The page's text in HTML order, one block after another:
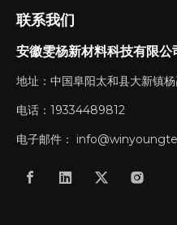
联系我们
安徽雯杨新材料科技有限公
地址：中国阜阳太和县大新镇
电话：19334489812
电子邮件：